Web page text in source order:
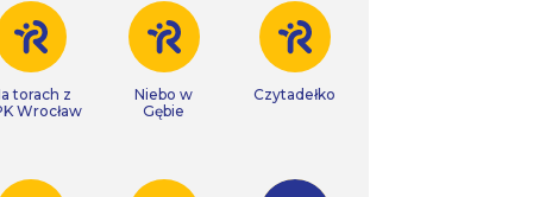
torach z
Wrocław
Niebo w
Gębie
Czytadełko